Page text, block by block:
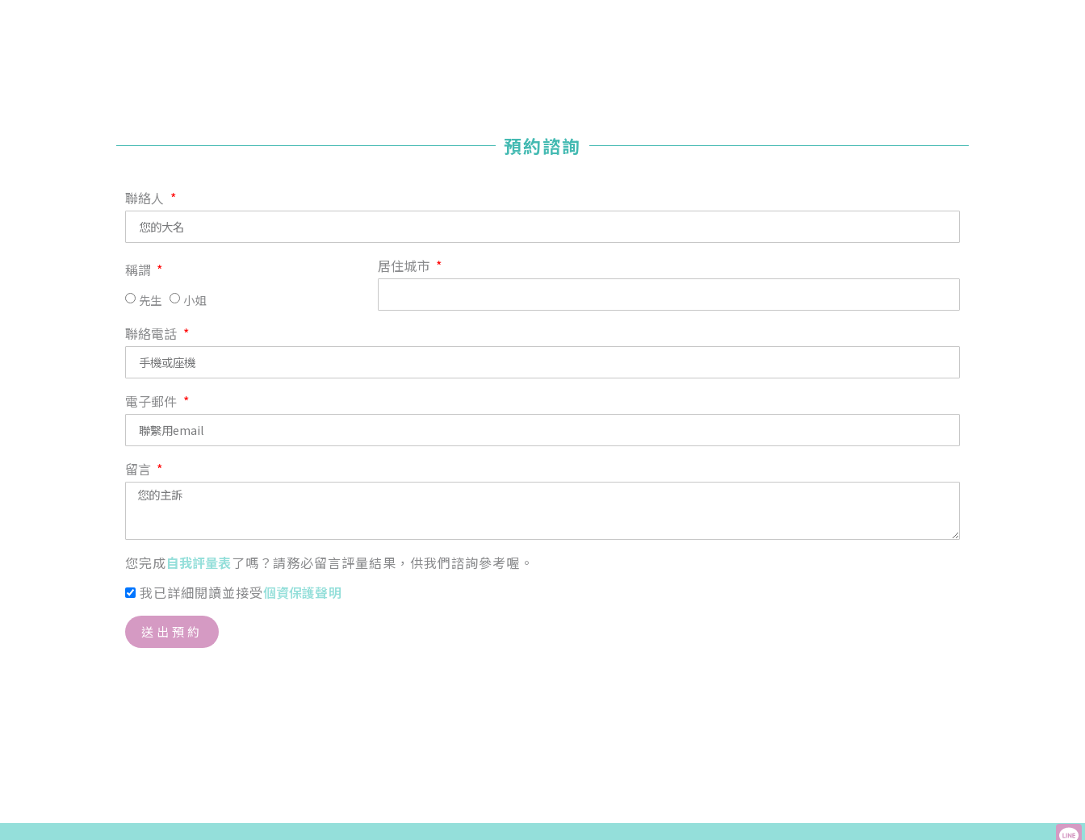
預約諮詢
聯絡人
稱謂
先生 小姐
居住城市
聯絡電話
電子郵件
留言
您完成自我評量表了嗎？請務必留言評量結果，供我們諮詢參考喔。
我已詳細閱讀並接受個資保護聲明
送出預約
您好，您的會員申請，已成功送出，經本協會理事會審核
【會費】
入會費新臺幣1200元，於會員入會時繳納；常年會費1200
元，於每年度繳納。
戶名: 社團法人台灣自律神經健康培訓暨發展協會